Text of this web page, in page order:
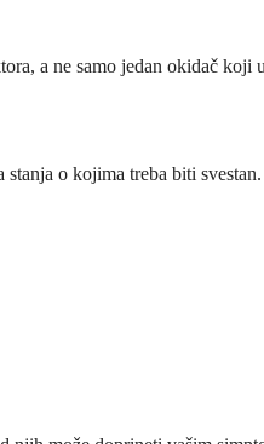
a ne samo jedan okidač koji
o kojima treba biti